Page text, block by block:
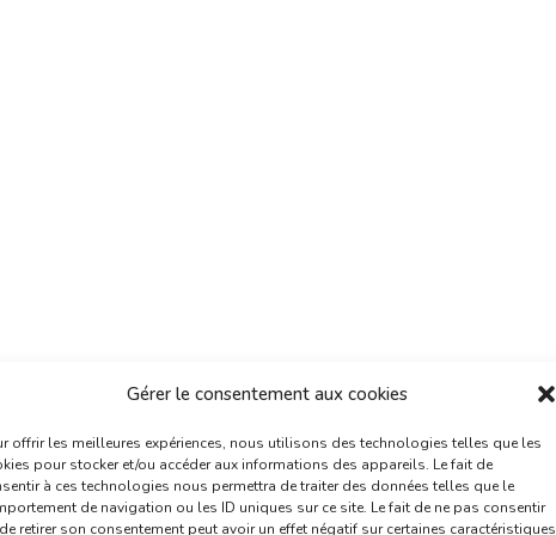
Gérer le consentement aux cookies
offrir les meilleures expériences, nous utilisons des technologies telles que les
pour stocker et/ou accéder aux informations des appareils. Le fait de
à ces technologies nous permettra de traiter des données telles que le
de navigation ou les ID uniques sur ce site. Le fait de ne pas consentir
retirer son consentement peut avoir un effet négatif sur certaines caractéristiques